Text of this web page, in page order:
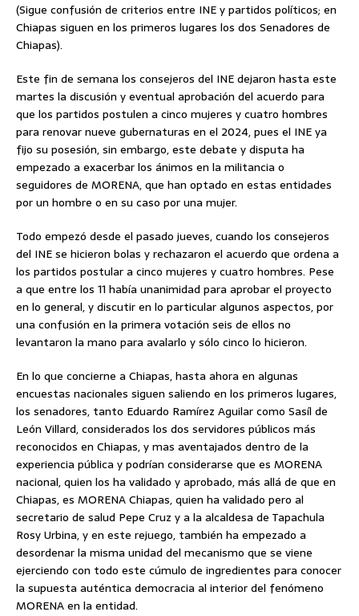
(Sigue confusión de criterios entre INE y partidos políticos; en
Chiapas siguen en los primeros lugares los dos Senadores de
Chiapas).
Este fin de semana los consejeros del INE dejaron hasta este
martes la discusión y eventual aprobación del acuerdo para
que los partidos postulen a cinco mujeres y cuatro hombres
para renovar nueve gubernaturas en el 2024, pues el INE ya
fijo su posesión, sin embargo, este debate y disputa ha
empezado a exacerbar los ánimos en la militancia o
seguidores de MORENA, que han optado en estas entidades
por un hombre o en su caso por una mujer.
Todo empezó desde el pasado jueves, cuando los consejeros
del INE se hicieron bolas y rechazaron el acuerdo que ordena a
los partidos postular a cinco mujeres y cuatro hombres. Pese
a que entre los 11 había unanimidad para aprobar el proyecto
en lo general, y discutir en lo particular algunos aspectos, por
una confusión en la primera votación seis de ellos no
levantaron la mano para avalarlo y sólo cinco lo hicieron.
En lo que concierne a Chiapas, hasta ahora en algunas
encuestas nacionales siguen saliendo en los primeros lugares,
los senadores, tanto Eduardo Ramírez Aguilar como Sasíl de
León Villard, considerados los dos servidores públicos más
reconocidos en Chiapas, y mas aventajados dentro de la
experiencia pública y podrían considerarse que es MORENA
nacional, quien los ha validado y aprobado, más allá de que en
Chiapas, es MORENA Chiapas, quien ha validado pero al
secretario de salud Pepe Cruz y a la alcaldesa de Tapachula
Rosy Urbina, y en este rejuego, también ha empezado a
desordenar la misma unidad del mecanismo que se viene
ejerciendo con todo este cúmulo de ingredientes para conocer
la supuesta auténtica democracia al interior del fenómeno
MORENA en la entidad.